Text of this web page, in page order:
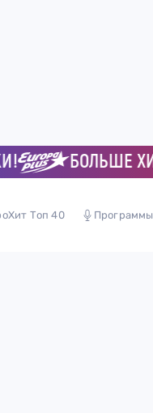
БОЛЬШЕ
Топ 40 Программы